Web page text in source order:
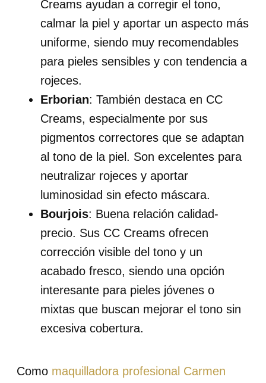
Creams ayudan a corregir el tono,
calmar la piel y aportar un aspecto más
uniforme, siendo muy recomendables
para pieles sensibles y con tendencia a
rojeces.
Erborian: También destaca en CC
Creams, especialmente por sus
pigmentos correctores que se adaptan
al tono de la piel. Son excelentes para
neutralizar rojeces y aportar
luminosidad sin efecto máscara.
Bourjois: Buena relación calidad-
precio. Sus CC Creams ofrecen
corrección visible del tono y un
acabado fresco, siendo una opción
interesante para pieles jóvenes o
mixtas que buscan mejorar el tono sin
excesiva cobertura.
Como maquilladora profesional Carmen